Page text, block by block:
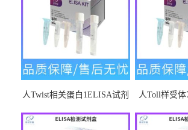
人Twist相关蛋白1ELISA试剂
人Toll样受